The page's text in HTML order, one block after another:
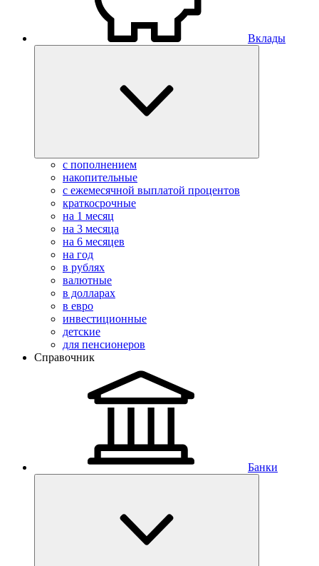
Вклады
с пополнением
накопительные
с ежемесячной выплатой процентов
краткосрочные
на 1 месяц
на 3 месяца
на 6 месяцев
на год
в рублях
валютные
в долларах
в евро
инвестиционные
детские
для пенсионеров
Справочник
Банки